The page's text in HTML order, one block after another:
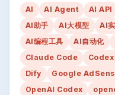
AI AI Agent AI API
AI助手
AI大模型 AI
AI编程工具
AI自动化
Claude Code
Codex
Dify
Google
OpenAI Codex